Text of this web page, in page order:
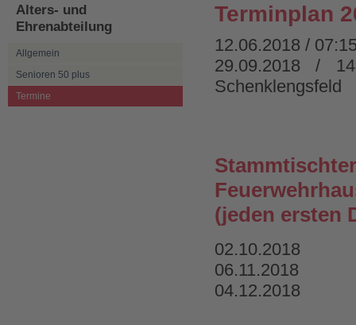
Alters- und
Ehrenabteilung
Allgemein
Senioren 50 plus
Termine
Terminplan
12.06.2018 /
29.09.2018 /
Schenklengsfeld
(jeden ersten
02.10.2018
06.11.2018
04.12.2018